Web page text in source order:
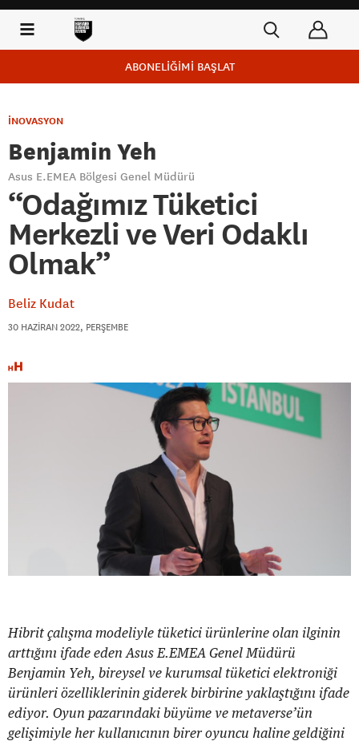
ABONELİĞİMİ BAŞLAT
İNOVASYON
Benjamin Yeh
Asus E.EMEA Bölgesi Genel Müdürü
“Odağımız Tüketici
Merkezli ve Veri Odaklı
Olmak”
Beliz Kudat
30 HAZIRAN 2022, PERŞEMBE
Hibrit çalışma modeliyle tüketici ürünlerine olan ilginin
arttığını ifade eden Asus E.EMEA Genel Müdürü
Benjamin Yeh, bireysel ve kurumsal tüketici elektroniği
ürünleri özelliklerinin giderek birbirine yaklaştığını ifade
ediyor. Oyun pazarındaki büyüme ve metaverse’ün
gelişimiyle her kullanıcının birer oyuncu haline geldiğini